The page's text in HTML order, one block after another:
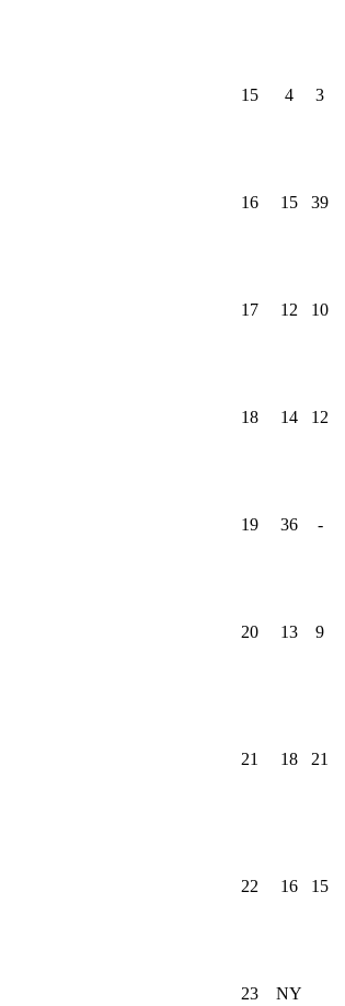
15 4 3
16 15 39
17 12 10
18 14 12
19 36 -
20 13 9
21 18 21
22 16 15
23 NY